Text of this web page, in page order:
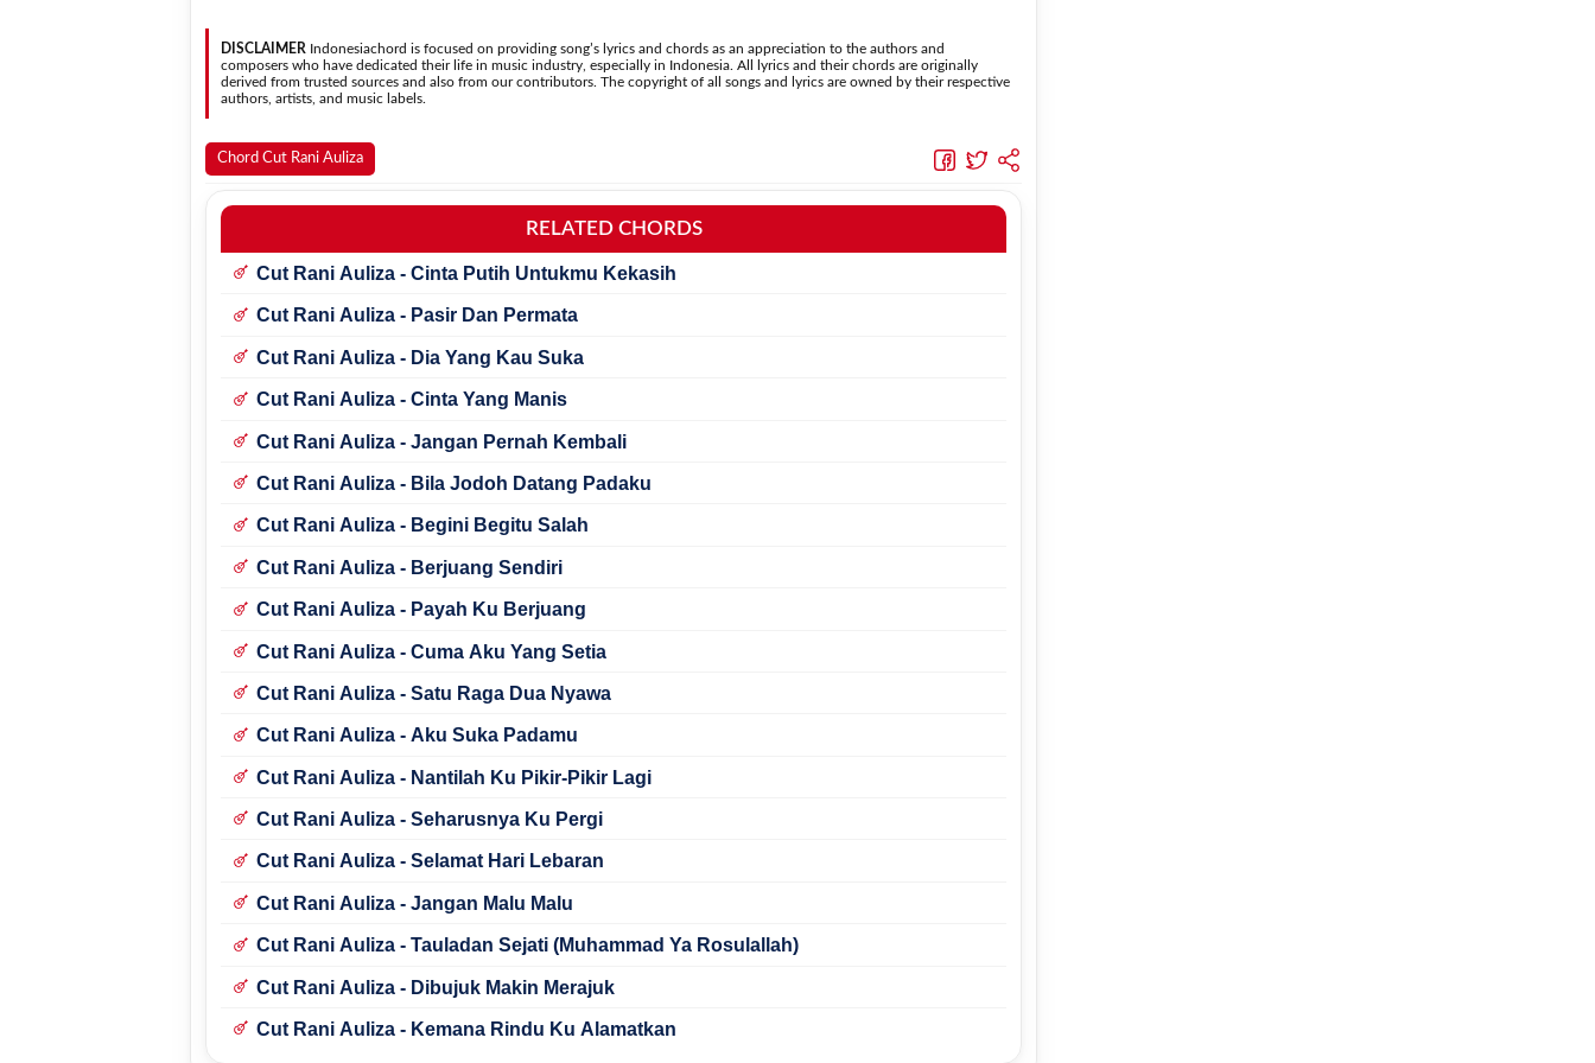
DISCLAIMER Indonesiachord is focused on providing song’s lyrics and chords as an appreciation to the authors and
composers who have dedicated their life in music industry, especially in Indonesia. All lyrics and their chords are originally
derived from trusted sources and also from our contributors. The copyright of all songs and lyrics are owned by their respective
authors, artists, and music labels.
Chord Cut Rani Auliza
RELATED CHORDS
Cut Rani Auliza - Cinta Putih Untukmu Kekasih
Cut Rani Auliza - Pasir Dan Permata
Cut Rani Auliza - Dia Yang Kau Suka
Cut Rani Auliza - Cinta Yang Manis
Cut Rani Auliza - Jangan Pernah Kembali
Cut Rani Auliza - Bila Jodoh Datang Padaku
Cut Rani Auliza - Begini Begitu Salah
Cut Rani Auliza - Berjuang Sendiri
Cut Rani Auliza - Payah Ku Berjuang
Cut Rani Auliza - Cuma Aku Yang Setia
Cut Rani Auliza - Satu Raga Dua Nyawa
Cut Rani Auliza - Aku Suka Padamu
Cut Rani Auliza - Nantilah Ku Pikir-Pikir Lagi
Cut Rani Auliza - Seharusnya Ku Pergi
Cut Rani Auliza - Selamat Hari Lebaran
Cut Rani Auliza - Jangan Malu Malu
Cut Rani Auliza - Tauladan Sejati (Muhammad Ya Rosulallah)
Cut Rani Auliza - Dibujuk Makin Merajuk
Cut Rani Auliza - Kemana Rindu Ku Alamatkan